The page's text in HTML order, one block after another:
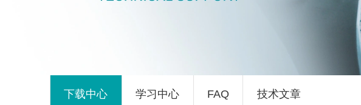
下载中心 学习中心 FAQ 技术文章